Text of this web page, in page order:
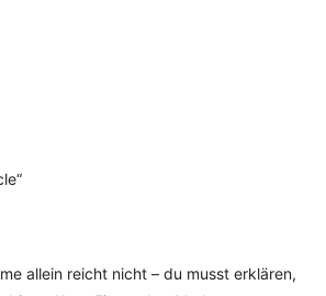
allein reicht nicht – du musst erklären,